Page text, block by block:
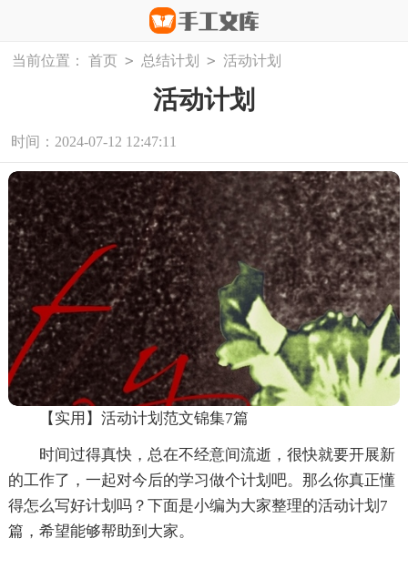
当前位置： 首页 > 总结计划 > 活动计划
活动计划
时间：2024-07-12 12:47:11
【实用】活动计划范文锦集7篇
时间过得真快，总在不经意间流逝，很快就要开展新
的工作了，一起对今后的学习做个计划吧。那么你真正懂
得怎么写好计划吗？下面是小编为大家整理的活动计划7
篇，希望能够帮助到大家。